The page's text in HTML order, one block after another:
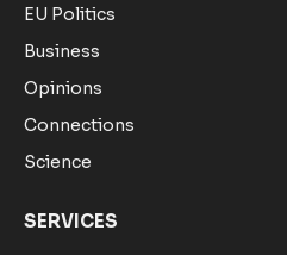
EU Politics
Business
Opinions
Connections
Science
SERVICES